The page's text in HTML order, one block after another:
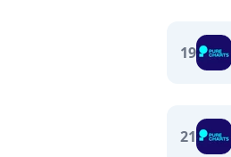
19
21